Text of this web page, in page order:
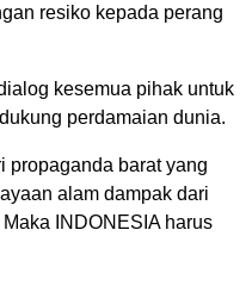
resiko kepada perang
kesemua pihak untuk
perdamaian dunia.
propaganda barat yang
alam dampak dari
INDONESIA harus